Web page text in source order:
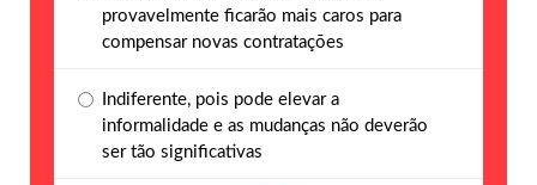
provavelmente ficarão mais caros para
compensar novas contratações
Indiferente, pois pode elevar a
informalidade e as mudanças não deverão
ser tão significativas